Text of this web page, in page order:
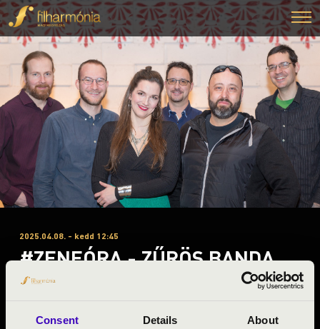
Consent Details About
2025.04.08. - kedd 12:45
#ZENEÓRA - ZŰRÖS BANDA
Gyomaendrőd
Békés vármegye